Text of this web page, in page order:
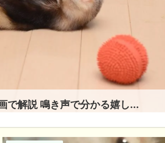
で解説 鳴き声で分かる嬉し...